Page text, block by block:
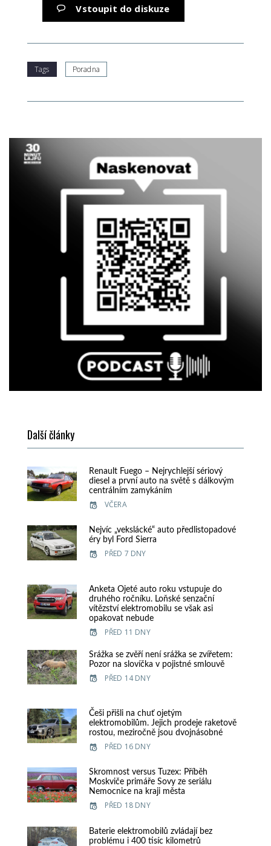
Vstoupit do diskuze
Tags Poradna
Další články
Renault Fuego – Nejrychlejší sériový
diesel a první auto na světě s dálkovým
centrálním zamykáním
VČERA
Nejvíc „vekslácké“ auto předlistopadové
éry byl Ford Sierra
PŘED 7 DNY
Anketa Ojeté auto roku vstupuje do
druhého ročníku. Loňské senzační
vítězství elektromobilu se však asi
opakovat nebude
PŘED 11 DNY
Srážka se zvěří není srážka se zvířetem:
Pozor na slovíčka v pojistné smlouvě
PŘED 14 DNY
Češi přišli na chuť ojetým
elektromobilům. Jejich prodeje raketově
rostou, meziročně jsou dvojnásobné
PŘED 16 DNY
Skromnost versus Tuzex: Příběh
Moskviče primáře Sovy ze seriálu
Nemocnice na kraji města
PŘED 18 DNY
Baterie elektromobilů zvládají bez
problému i 400 tisíc kilometrů